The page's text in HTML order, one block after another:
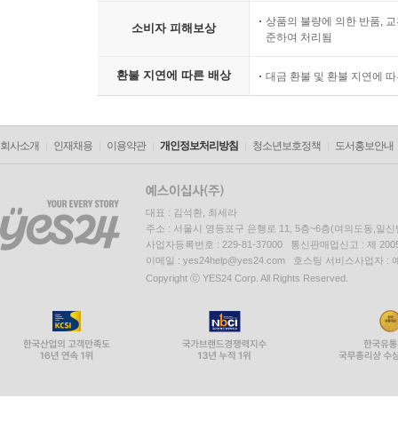
소비자 피해보상
상품의 불량에 의한 반품,
준하여 처리됨
환불 지연에 따른 배상 대금 환불 및 환불 지연에
회사소개 인재채용 이용약관 개인정보처리방침 청소년보호정책 도서홍보안내
대표 : 김석환, 최세라
주소 : 서울시 영등포구 은행로 11, 5층~6층(여의도동,일신
사업자등록번호 : 229-81-37000 통신판매업신고 : 제
이메일 : yes24help@yes24.com 호스팅 서비스사업자 :
Copyright ⓒ YES24 Corp. All Rights Reserved.